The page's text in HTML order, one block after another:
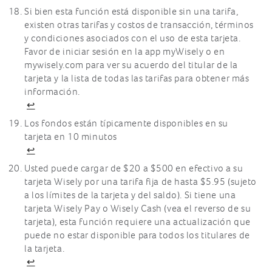
Si bien esta función está disponible sin una tarifa,
existen otras tarifas y costos de transacción, términos
y condiciones asociados con el uso de esta tarjeta.
Favor de iniciar sesión en la app myWisely o en
mywisely.com para ver su acuerdo del titular de la
tarjeta y la lista de todas las tarifas para obtener más
información.
↩
Los fondos están típicamente disponibles en su
tarjeta en 10 minutos
↩
Usted puede cargar de $20 a $500 en efectivo a su
tarjeta Wisely por una tarifa fija de hasta $5.95 (sujeto
a los límites de la tarjeta y del saldo). Si tiene una
tarjeta Wisely Pay o Wisely Cash (vea el reverso de su
tarjeta), esta función requiere una actualización que
puede no estar disponible para todos los titulares de
la tarjeta.
↩